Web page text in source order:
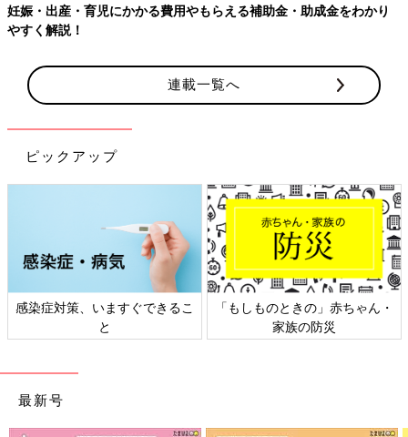
妊娠・出産・育児にかかる費用やもらえる補助金・助成金をわかり
やすく解説！
連載一覧へ
ピックアップ
感染症対策、いますぐできるこ
と
「もしものときの」赤ちゃん・
家族の防災
最新号